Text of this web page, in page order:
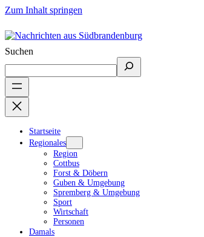
Zum Inhalt springen
Suchen
Startseite
Regionales
Region
Cottbus
Forst & Döbern
Guben & Umgebung
Spremberg & Umgebung
Sport
Wirtschaft
Personen
Damals